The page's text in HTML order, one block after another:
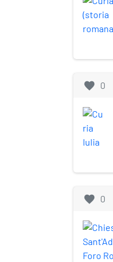
favorite 0
favorite 0